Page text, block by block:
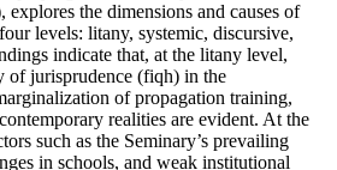
the dimensions and causes of
levels: litany, systemic, discursive,
indicate that, at the litany level,
of jurisprudence (fiqh) in the
of propagation training,
realities are evident. At the
such as the Seminary’s prevailing
in schools, and weak institutional